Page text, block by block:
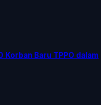
Baru TPPO dalam